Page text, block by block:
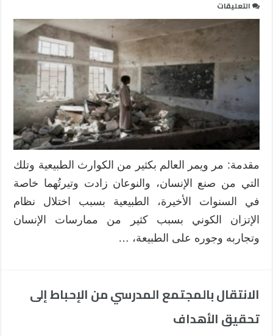
التعليقات
التعليم
والحروب
(الانتهاكات
والأضرار)
مغلقة
مقدمة: مر ويمر العالم بكثير من الكوارث الطبيعية وتلك
التي من صنع الإنسان، والنوعان زادت وتيرتُهما خاصة
في السنوات الأخيرة، الطبيعية بسبب اختلال نظام
الإتزان الكوني بسبب كثير من ممارسات الإنسان
وتجاربه وجوره على الطبيعة، …
الانتقال بالمجتمع المدرسي من الإحباط إلى
تحقيق الأهداف